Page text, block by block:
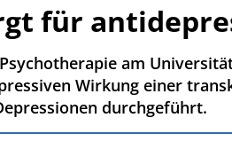
für
am
Wirkung einer
durchgeführt.